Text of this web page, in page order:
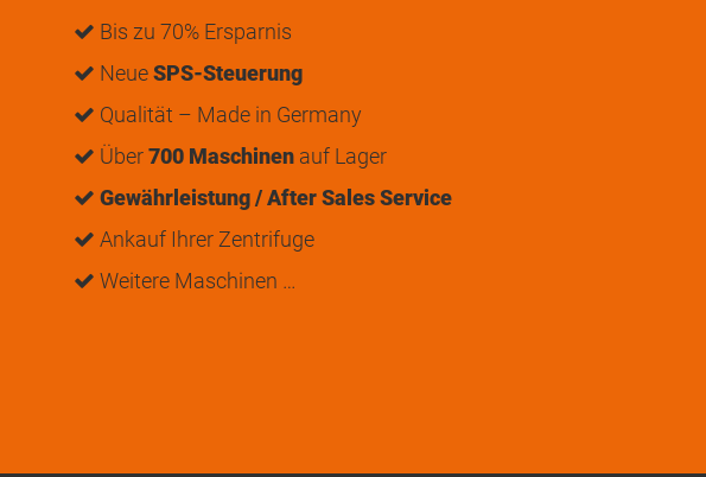
Bis zu 70% Ersparnis
NeueSPS-Steuerung
Qualität – Made in Germany
Über700 Maschinen auf Lager
Gewährleistung / After Sales Service
Ankauf Ihrer Zentrifuge
Weitere Maschinen …